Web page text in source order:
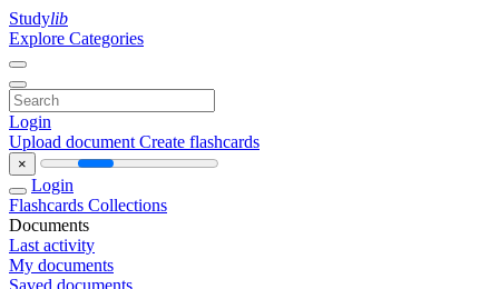
Studylib
Explore Categories
Login
Upload document Create flashcards
×
Login
Flashcards Collections
Documents
Last activity
My documents
Saved documents